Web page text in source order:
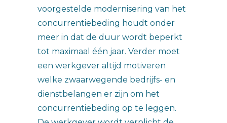
voorgestelde modernisering van het
concurrentiebeding houdt onder
meer in dat de duur wordt beperkt
tot maximaal één jaar. Verder moet
een werkgever altijd motiveren
welke zwaarwegende bedrijfs- en
dienstbelangen er zijn om het
concurrentiebeding op te leggen.